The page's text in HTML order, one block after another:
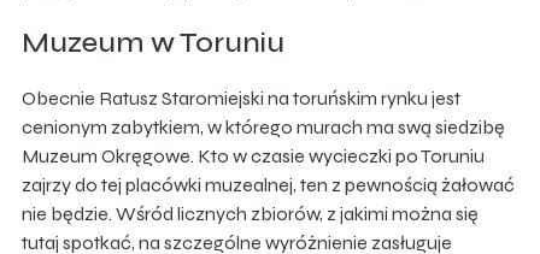
Muzeum w Toruniu
Obecnie Ratusz Staromiejski na toruńskim rynku jest
cenionym zabytkiem, w którego murach ma swą siedzibę
Muzeum Okręgowe. Kto w czasie wycieczki po Toruniu
zajrzy do tej placówki muzealnej, ten z pewnością żałować
nie będzie. Wśród licznych zbiorów, z jakimi można się
tutaj spotkać, na szczególne wyróżnienie zasługuje